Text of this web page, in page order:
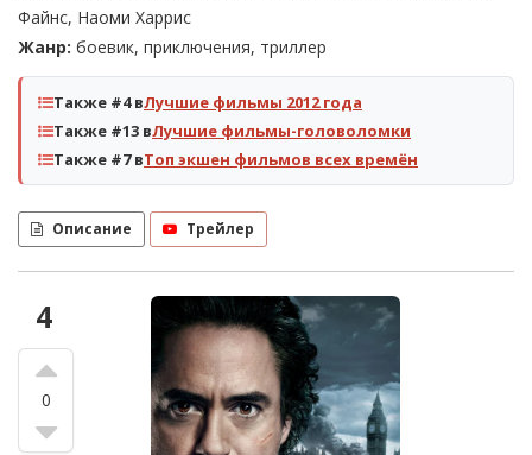
Файнс, Наоми Харрис
Жанр: боевик, приключения, триллер
Также #4 вЛучшие фильмы 2012 года
Также #13 вЛучшие фильмы-головоломки
Также #7 вТоп экшен фильмов всех времён
Описание Трейлер
4
0